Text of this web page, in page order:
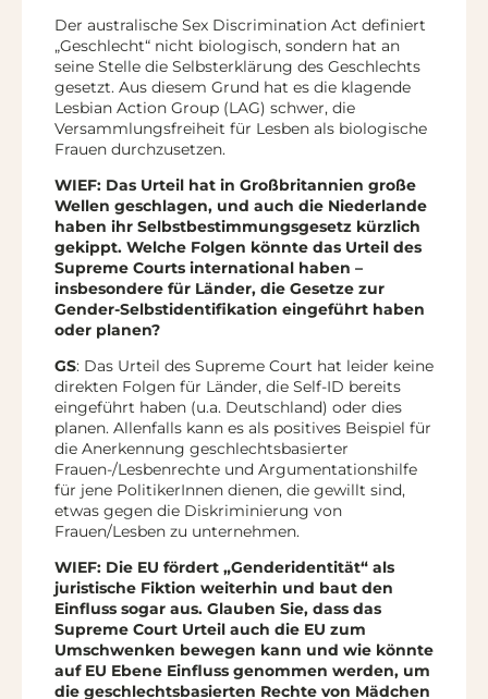
Der australische Sex Discrimination Act definiert
„Geschlecht“ nicht biologisch, sondern hat an
seine Stelle die Selbsterklärung des Geschlechts
gesetzt. Aus diesem Grund hat es die klagende
Lesbian Action Group (LAG) schwer, die
Versammlungsfreiheit für Lesben als biologische
Frauen durchzusetzen.
WIEF: Das Urteil hat in Großbritannien große
Wellen geschlagen, und auch die Niederlande
haben ihr Selbstbestimmungsgesetz kürzlich
gekippt. Welche Folgen könnte das Urteil des
Supreme Courts international haben –
insbesondere für Länder, die Gesetze zur
Gender-Selbstidentifikation eingeführt haben
oder planen?
GS: Das Urteil des Supreme Court hat leider keine
direkten Folgen für Länder, die Self-ID bereits
eingeführt haben (u.a. Deutschland) oder dies
planen. Allenfalls kann es als positives Beispiel für
die Anerkennung geschlechtsbasierter
Frauen-/Lesbenrechte und Argumentationshilfe
für jene PolitikerInnen dienen, die gewillt sind,
etwas gegen die Diskriminierung von
Frauen/Lesben zu unternehmen.
WIEF: Die EU fördert „Genderidentität“ als
juristische Fiktion weiterhin und baut den
Einfluss sogar aus. Glauben Sie, dass das
Supreme Court Urteil auch die EU zum
Umschwenken bewegen kann und wie könnte
auf EU Ebene Einfluss genommen werden, um
die geschlechtsbasierten Rechte von Mädchen